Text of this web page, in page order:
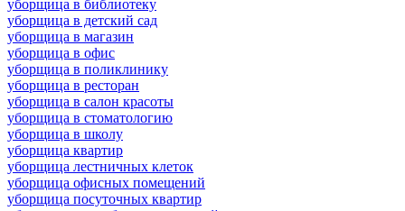
уборщица в библиотеку
уборщица в детский сад
уборщица в магазин
уборщица в офис
уборщица в поликлинику
уборщица в ресторан
уборщица в салон красоты
уборщица в стоматологию
уборщица в школу
уборщица квартир
уборщица лестничных клеток
уборщица офисных помещений
уборщица посуточных квартир